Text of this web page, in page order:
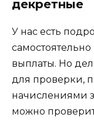
декретные
У нас есть
выплаты. Но
для проверки,
начислениями
можно